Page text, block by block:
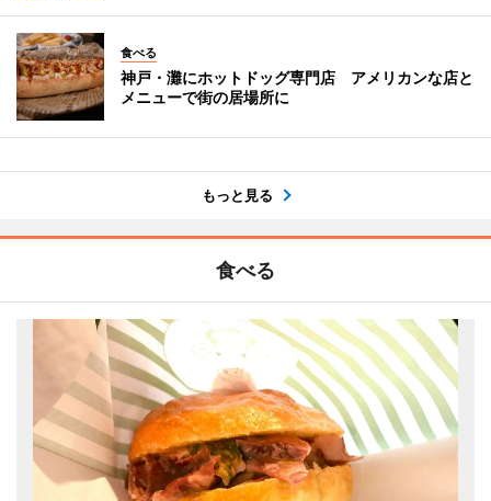
食べる
神戸・灘にホットドッグ専門店 アメリカンな店と
メニューで街の居場所に
もっと見る
食べる